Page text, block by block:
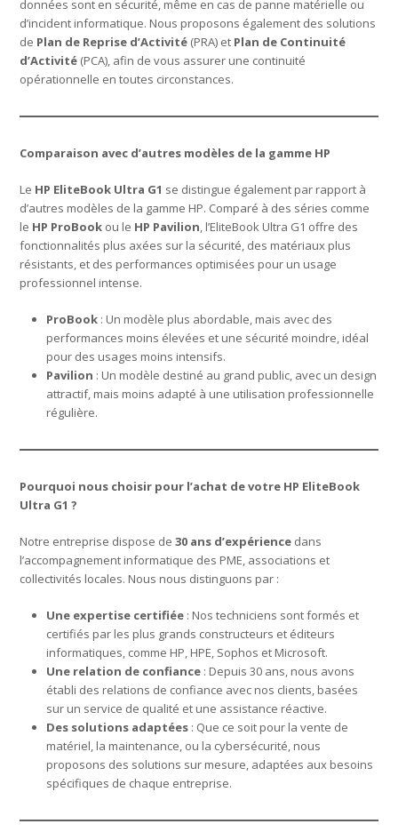
données sont en sécurité, même en cas de panne matérielle ou
d’incident informatique. Nous proposons également des solutions
de Plan de Reprise d’Activité (PRA) et Plan de Continuité
d’Activité (PCA), afin de vous assurer une continuité
opérationnelle en toutes circonstances.
Comparaison avec d’autres modèles de la gamme HP
Le HP EliteBook Ultra G1 se distingue également par rapport à
d’autres modèles de la gamme HP. Comparé à des séries comme
le HP ProBook ou le HP Pavilion, l’EliteBook Ultra G1 offre des
fonctionnalités plus axées sur la sécurité, des matériaux plus
résistants, et des performances optimisées pour un usage
professionnel intense.
ProBook : Un modèle plus abordable, mais avec des
performances moins élevées et une sécurité moindre, idéal
pour des usages moins intensifs.
Pavilion : Un modèle destiné au grand public, avec un design
attractif, mais moins adapté à une utilisation professionnelle
régulière.
Pourquoi nous choisir pour l’achat de votre HP EliteBook
Ultra G1 ?
Notre entreprise dispose de30 ans d’expérience dans
l’accompagnement informatique des PME, associations et
collectivités locales. Nous nous distinguons par :
Une expertise certifiée : Nos techniciens sont formés et
certifiés par les plus grands constructeurs et éditeurs
informatiques, comme HP, HPE, Sophos et Microsoft.
Une relation de confiance : Depuis 30 ans, nous avons
établi des relations de confiance avec nos clients, basées
sur un service de qualité et une assistance réactive.
Des solutions adaptées : Que ce soit pour la vente de
matériel, la maintenance, ou la cybersécurité, nous
proposons des solutions sur mesure, adaptées aux besoins
spécifiques de chaque entreprise.